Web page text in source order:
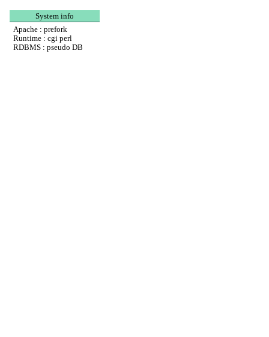
System info
Apache : prefork
Runtime : cgi perl
RDBMS : pseudo DB